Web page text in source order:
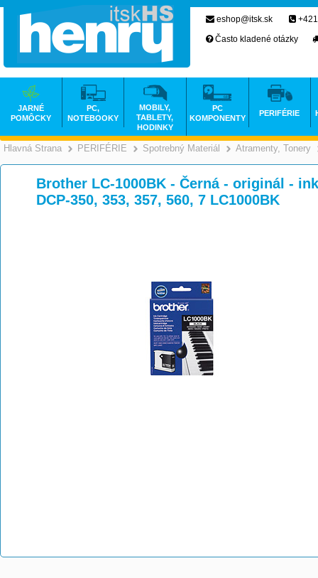
Hlavná Strana >
PERIFÉRIE >
Spotrebný Materiál >
Atramenty, Tonery
Brother LC-1000BK - Černá - originál -
DCP-350, 353, 357, 560, 7 LC1000BK
eshop@itsk.sk
Často kladené otázky
JARNÉ
POMÔCKY
PC,
NOTEBOOKY
MOBILY,
TABLETY,
HODINKY
PC
KOMPONENTY
PERIFÉRIE